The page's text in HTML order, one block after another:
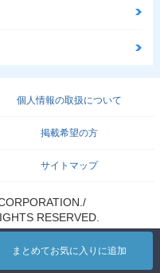
まとめてお気に入りに追加
個人情報の取扱について
掲載希望の方
サイトマップ
RESERVED.